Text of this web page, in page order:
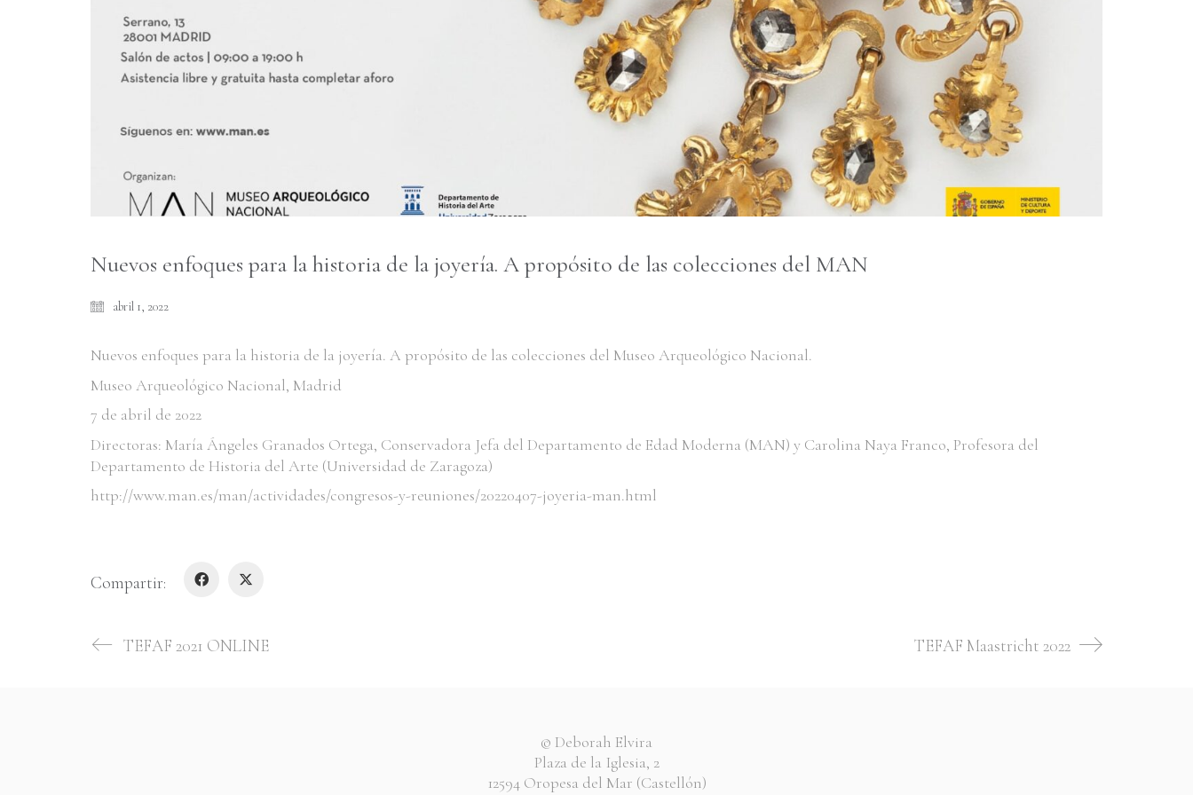
Nuevos enfoques para la historia de la joyería. A propósito de las colecciones del MAN
abril 1, 2022
Nuevos enfoques para la historia de la joyería. A propósito de las colecciones del Museo Arqueológico Nacional.
Museo Arqueológico Nacional, Madrid
7 de abril de 2022
Directoras: María Ángeles Granados Ortega, Conservadora Jefa del Departamento de Edad Moderna (MAN) y Carolina Naya Franco, Profesora del
Departamento de Historia del Arte (Universidad de Zaragoza)
http://www.man.es/man/actividades/congresos-y-reuniones/20220407-joyeria-man.html
Compartir:
TEFAF 2021 ONLINE TEFAF Maastricht 2022
© Deborah Elvira
Plaza de la Iglesia, 2
12594 Oropesa del Mar (Castellón)